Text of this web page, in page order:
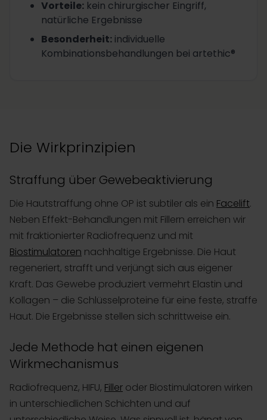
Vorteile: kein chirurgischer Eingriff,
natürliche Ergebnisse
Besonderheit: individuelle
Kombinationsbehandlungen bei artethic®
Die Wirkprinzipien
Straffung über Gewebeaktivierung
Die Hautstraffung ohne OP ist subtiler als ein Facelift.
Neben Effekt-Behandlungen mit Fillern erreichen wir
mit fraktionierter Radiofrequenz und mit
Biostimulatoren nachhaltige Ergebnisse. Die Haut
regeneriert, strafft und verjüngt sich aus eigener
Kraft. Das Gewebe produziert vermehrt Elastin und
Kollagen – die Schlüsselproteine für eine feste, straffe
Haut. Die Ergebnisse stellen sich schrittweise ein.
Jede Methode hat einen eigenen
Wirkmechanismus
Radiofrequenz, HIFU, Filler oder Biostimulatoren wirken
in unterschiedlichen Schichten und auf